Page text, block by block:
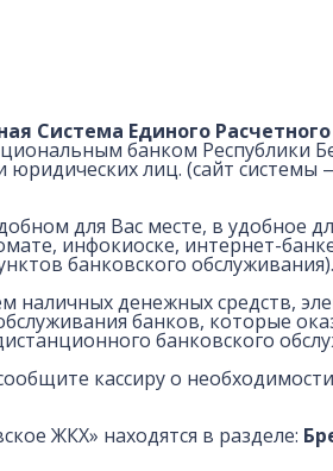
Система Единого
банком Республики
юридических лиц. (сайт системы
для Вас месте, в удобное
инфокиоске, интернет-
банковского обслуживания).
наличных денежных средств,
банков, которые
банковского
кассиру о
ЖКХ» находятся в разделе: